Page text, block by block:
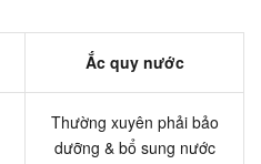
Ắc quy nước
Thường xuyên phải bảo
dưỡng & bổ sung nước